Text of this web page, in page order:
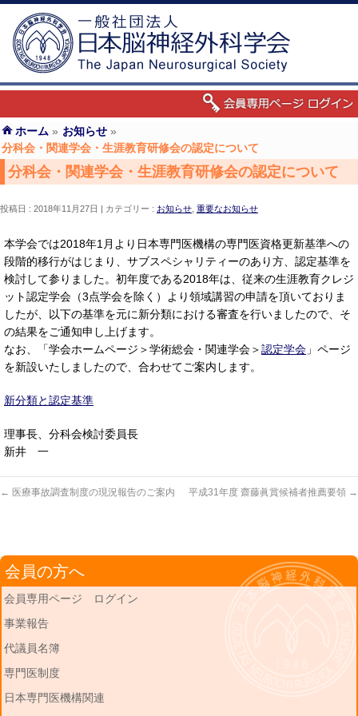
ホーム » お知らせ »
分科会・関連学会・生涯教育研修会の認定について
分科会・関連学会・生涯教育研修会の認定について
投稿日 : 2018年11月27日 カテゴリー : お知らせ 重要なお知らせ
本学会では2018年1月より日本専門医機構の専門医資格更新基準への
段階的移行がはじまり、サブスペシャリティーのあり方、認定基準を
検討して参りました。初年度である2018年は、従来の生涯教育クレジ
ット認定学会（3点学会を除く）より領域講習の申請を頂いておりま
したが、以下の基準を元に新分類における審査を行いましたので、そ
の結果をご通知申し上げます。
なお、「学会ホームページ＞学術総会・関連学会＞認定学会 」ページ
を新設いたしましたので、合わせてご案内します。
新分類と認定基準
理事長、分科会検討委員長
新井 一
← 医療事故調査制度の現況報告のご案内 平成31年度 齋藤眞賞候補者推薦要領 →
会員の方へ
会員専用ページ ログイン
事業報告
代議員名簿
専門医制度
日本専門医機構関連